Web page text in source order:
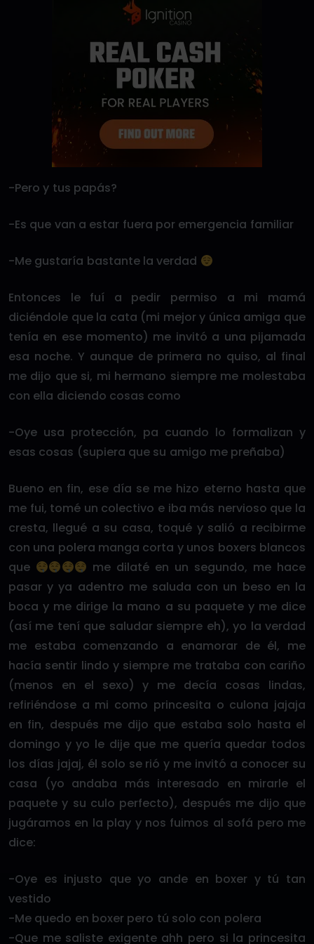
-Pero y tus papás?
-Es que van a estar fuera por emergencia familiar
-Me gustaría bastante la verdad
Entonces le fuí a pedir permiso a mi mamá
diciéndole que la cata (mi mejor y única amiga que
tenía en ese momento) me invitó a una pijamada
esa noche. Y aunque de primera no quiso, al final
me dijo que si, mi hermano siempre me molestaba
con ella diciendo cosas como
-Oye usa protección, pa cuando lo formalizan y
esas cosas (supiera que su amigo me preñaba)
Bueno en fin, ese día se me hizo eterno hasta que
me fui, tomé un colectivo e iba más nervioso que la
cresta, llegué a su casa, toqué y salió a recibirme
con una polera manga corta y unos boxers blancos
que
me dilaté en un segundo, me hace
pasar y ya adentro me saluda con un beso en la
boca y me dirige la mano a su paquete y me dice
(así me tení que saludar siempre eh), yo la verdad
me estaba comenzando a enamorar de él, me
hacía sentir lindo y siempre me trataba con cariño
(menos en el sexo) y me decía cosas lindas,
refiriéndose a mi como princesita o culona jajaja
en fin, después me dijo que estaba solo hasta el
domingo y yo le dije que me quería quedar todos
los días jajaj, él solo se rió y me invitó a conocer su
casa (yo andaba más interesado en mirarle el
paquete y su culo perfecto), después me dijo que
jugáramos en la play y nos fuimos al sofá pero me
dice:
-Oye es injusto que yo ande en boxer y tú tan
vestido
-Me quedo en boxer pero tú solo con polera
-Que me saliste exigente ahh pero si la princesita